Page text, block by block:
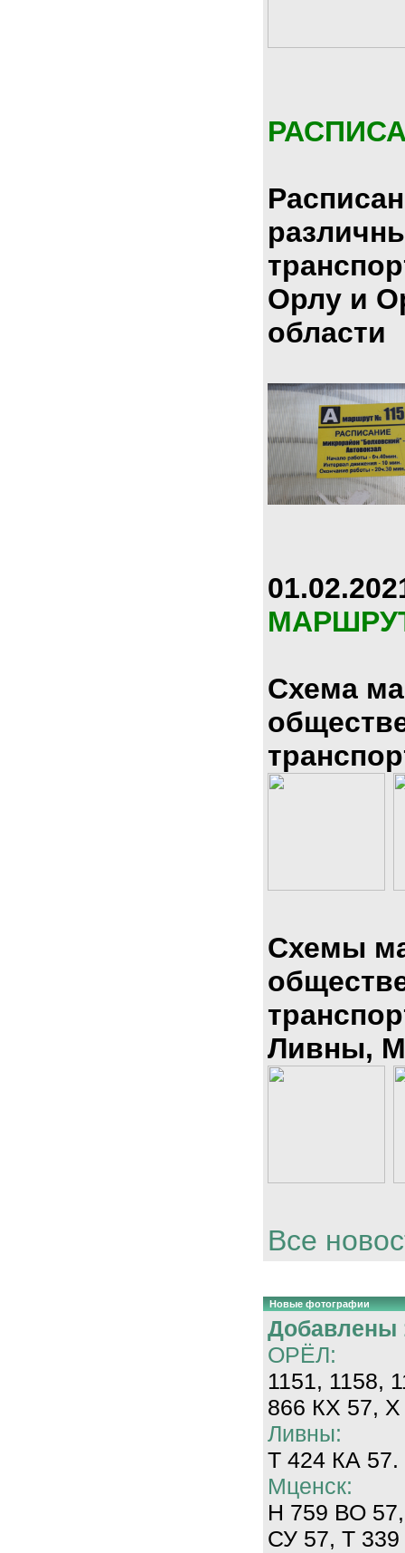
Орлу и
области
Схема
Схемы
Ливны,
Все
Новые фотографии
Добавлены
ОРЁЛ:
1151, 1158,
866 КХ 57,
Ливны:
Т 424 КА 57.
Мценск:
Н 759 ВО
СУ 57, Т